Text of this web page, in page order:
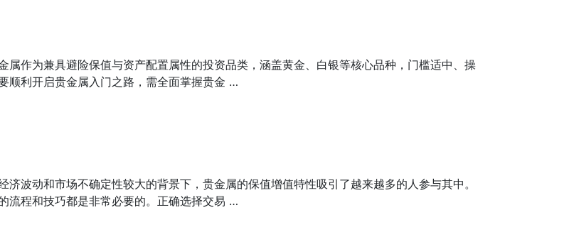
属作为兼具避险保值与资产配置属性的投资品类，涵盖黄金、白银等核心品种，门槛适中、操
顺利开启贵金属入门之路，需全面掌握贵金 …
波动和市场不确定性较大的背景下，贵金属的保值增值特性吸引了越来越多的人参与其中。
流程和技巧都是非常必要的。正确选择交易 …